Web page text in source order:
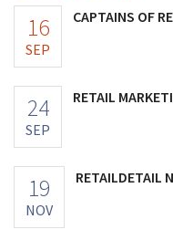
16
SEP
CAPTAINS OF
24
SEP
RETAIL
19
NOV
RETAILDETAIL